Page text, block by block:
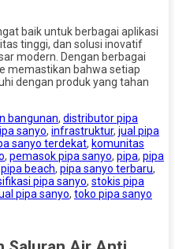
baik untuk berbagai aplikasi
tinggi, dan solusi inovatif
modern. Dengan berbagai
memastikan bahwa setiap
dengan produk yang tahan
bangunan, distributor pipa
sanyo, infrastruktur, jual pipa
sanyo terdekat, komunitas
, pemasok pipa sanyo, pipa, pipa
pipa beach, pipa sanyo terbaru,
pipa sanyo, stokis pipa
pipa sanyo, toko pipa sanyo